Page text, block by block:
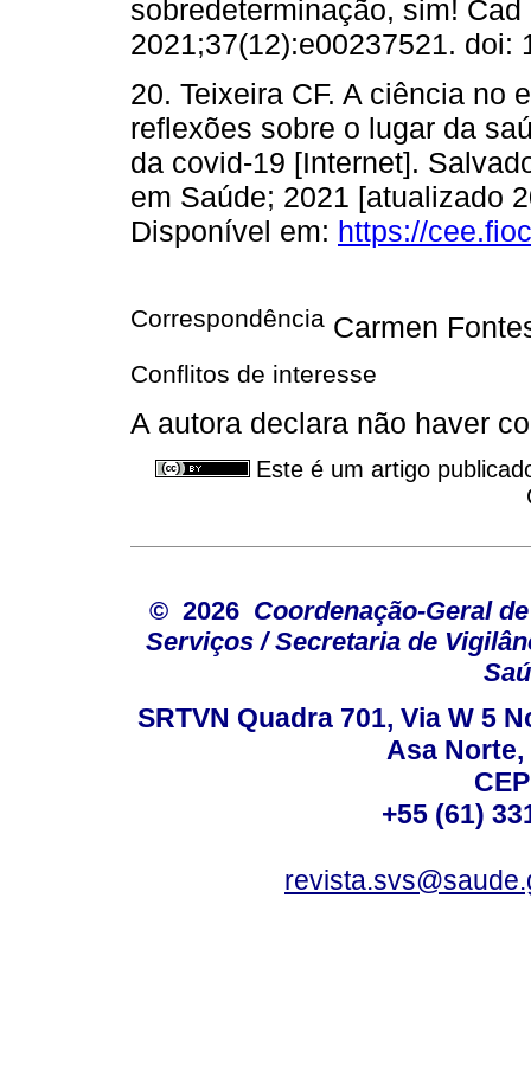
sobredeterminação, sim!
2021;37(12):e00237521.
20. Teixeira CF. A ciência no
reflexões sobre o lugar da
da covid-19 [Internet].
em Saúde; 2021 [atualizado
Disponível em: https://
Correspondência Carmen
Conflitos de interesse
A autora declara não haver
Este é um artigo
© 2026 Coordenação-Geral
Serviços / Secretaria de
SRTVN Quadra 701, Via W 5
Asa
+55 (61)